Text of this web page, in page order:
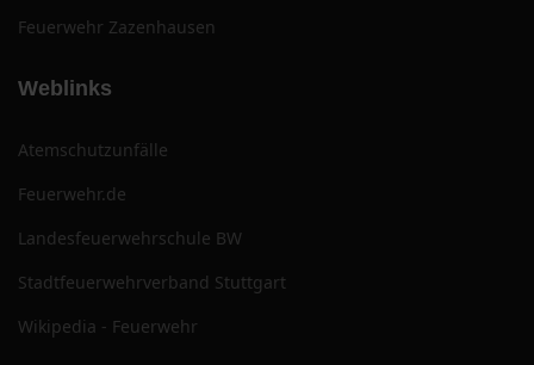
Feuerwehr Zazenhausen
Weblinks
Atemschutzunfälle
Feuerwehr.de
Landesfeuerwehrschule BW
Stadtfeuerwehrverband Stuttgart
Wikipedia - Feuerwehr